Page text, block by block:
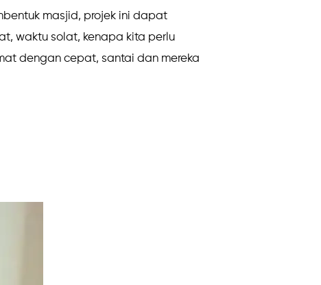
masjid, projek ini dapat
waktu solat, kenapa kita perlu
dengan cepat, santai dan mereka